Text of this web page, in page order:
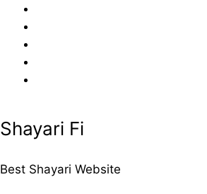
content
Shayari Fi
Best Shayari Website